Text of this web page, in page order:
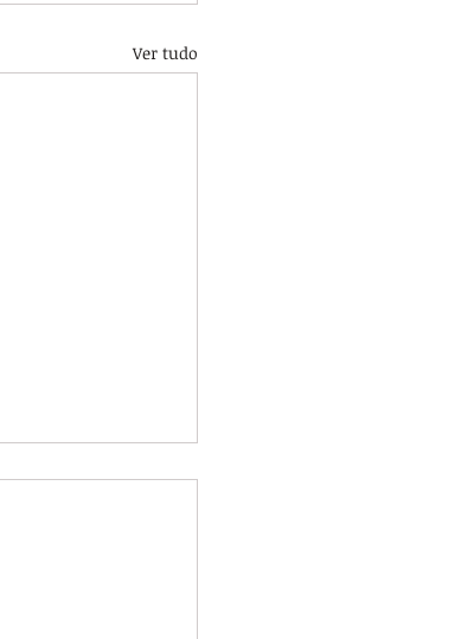
Ver tudo